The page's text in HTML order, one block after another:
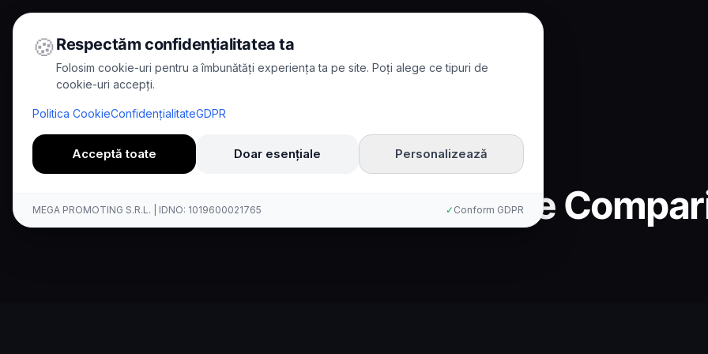
🍪 Respectăm confidențialitatea ta
Folosim cookie-uri pentru a îmbunătăți experiența ta pe site. Poți alege ce tipuri de
cookie-uri accepți.
Politica CookieConfidențialitateGDPR
Acceptă toate Doar esențiale Personalizează
MEGA PROMOTING S.R.L. | IDNO: 1019600021765 ✓ Conform GDPR
Home / Comparisons / Kallina vs 8x8
Comparison
Kallina AI vs 8x8: Complete